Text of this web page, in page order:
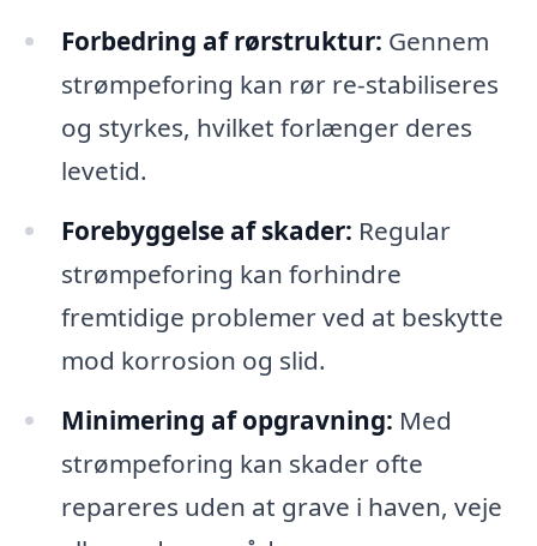
Forbedring af rørstruktur: Gennem
strømpeforing kan rør re-stabiliseres
og styrkes, hvilket forlænger deres
levetid.
Forebyggelse af skader: Regular
strømpeforing kan forhindre
fremtidige problemer ved at beskytte
mod korrosion og slid.
Minimering af opgravning: Med
strømpeforing kan skader ofte
repareres uden at grave i haven, veje